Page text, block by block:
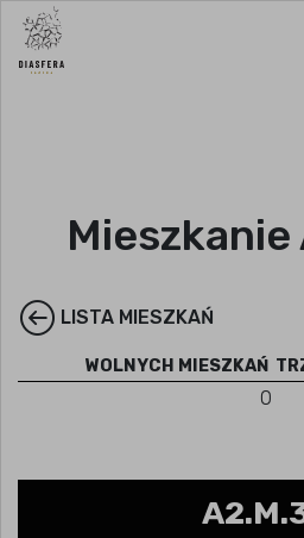
Mieszkanie
LISTA MIESZKAŃ
WOLNYCH MIESZKAŃ
0